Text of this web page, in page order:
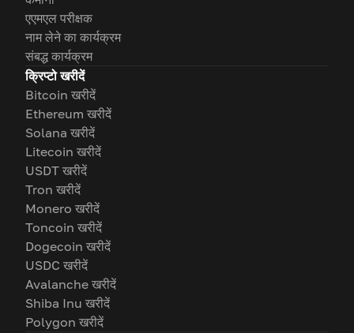
एएमएल परीक्षक
नाम लेने का कार्यक्रम
संबद्ध कार्यक्रम
क्रिप्टो खरीदें
Bitcoin खरीदें
Ethereum खरीदें
Solana खरीदें
Litecoin खरीदें
USDT खरीदें
Tron खरीदें
Monero खरीदें
Toncoin खरीदें
Dogecoin खरीदें
USDC खरीदें
Avalanche खरीदें
Shiba Inu खरीदें
Polygon खरीदें